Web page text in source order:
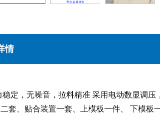
情
定，无噪音，拉料精准 采用电动数显调压，
套、贴合装置一套、上模板一件、 下模板一